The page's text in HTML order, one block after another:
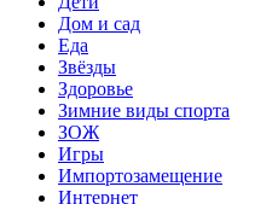
Дом и сад
Еда
Звёзды
Здоровье
Зимние виды спорта
ЗОЖ
Игры
Импортозамещение
Интернет